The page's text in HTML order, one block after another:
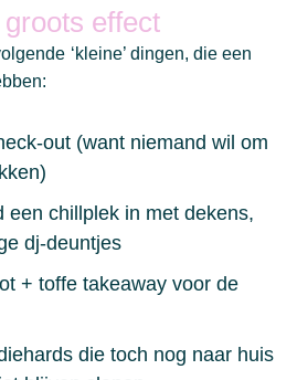
effect
‘kleine’ dingen, die een
out (want niemand wil om
een chillplek in met dekens,
dj-deuntjes
+ toffe takeaway voor de
die toch nog naar huis